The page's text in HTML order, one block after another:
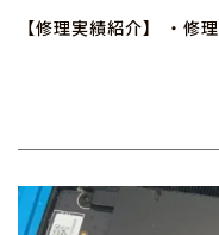
【修理実績紹介】 ・